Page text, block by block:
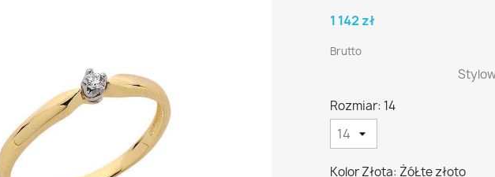
1 142 zł
Brutto
Rozmiar: 14
Kolor Złota: ŻóŁte złoto